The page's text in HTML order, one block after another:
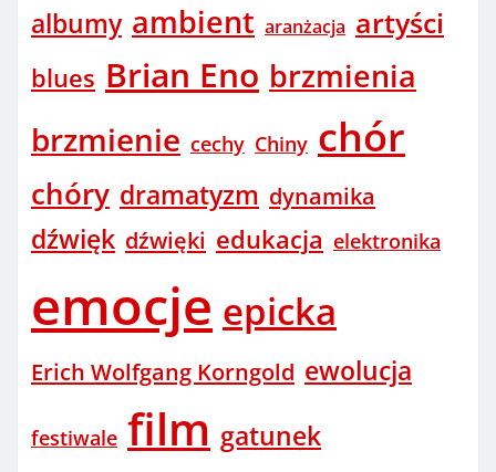
albumy ambient aranżacja artyści
blues Brian Eno brzmienia
brzmienie cechy Chiny chór
chóry dramatyzm dynamika
dźwięk dźwięki edukacja elektronika
emocje epicka
Erich Wolfgang Korngold ewolucja
festiwale film gatunek